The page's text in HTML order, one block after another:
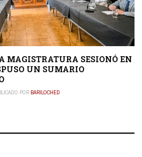
MAGISTRATURA SESIONÓ EN
UN SUMARIO
POR BARILOCHED